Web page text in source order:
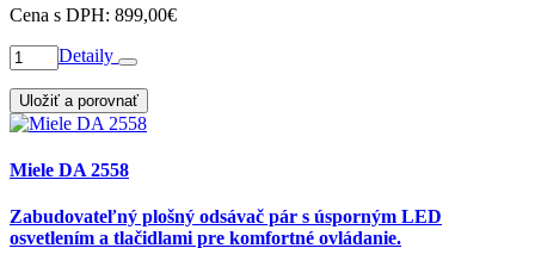
Cena s DPH: 899,00€
Detaily
Uložiť a porovnať
Miele DA 2558
Zabudovateľný plošný odsávač pár s úsporným LED
osvetlením a tlačidlami pre komfortné ovládanie.